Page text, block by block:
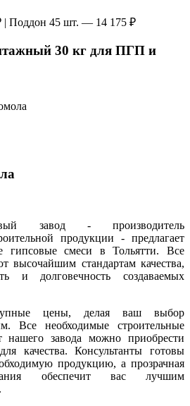
Поддон 45 шт. — 14 175 ₽
30 кг для ПГП и
завод - производитель
продукции - предлагает
гипсовые смеси в Тольятти. Все
высочайшим стандартам качества,
и долговечность создаваемых
цены, делая ваш выбор
Все необходимые строительные
нашего завода можно приобрести
качества. Консультанты готовы
продукцию, а прозрачная
обеспечит вас лучшим